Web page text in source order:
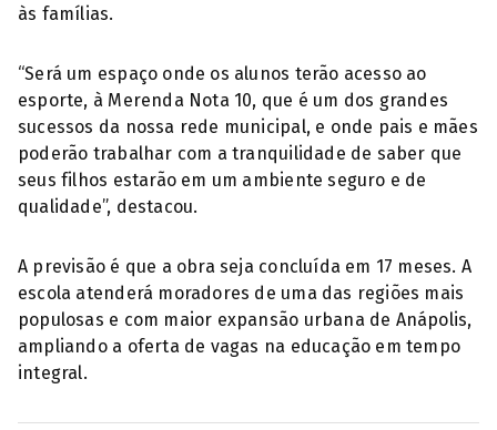
às famílias.
“Será um espaço onde os alunos terão acesso ao
esporte, à Merenda Nota 10, que é um dos grandes
sucessos da nossa rede municipal, e onde pais e mães
poderão trabalhar com a tranquilidade de saber que
seus filhos estarão em um ambiente seguro e de
qualidade”, destacou.
A previsão é que a obra seja concluída em 17 meses. A
escola atenderá moradores de uma das regiões mais
populosas e com maior expansão urbana de Anápolis,
ampliando a oferta de vagas na educação em tempo
integral.